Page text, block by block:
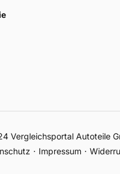
Vergleichsportal Autoteile
Impressum